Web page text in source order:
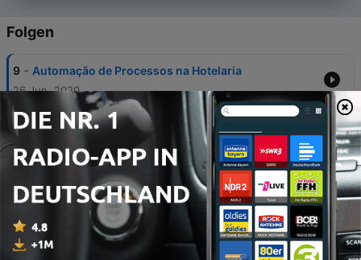
Folgen
9 - Automação de Processos na Hotelaria
26 Jun. 2020
8 - Retrospectiva: As 7 Dicas dos Nossos Convidados
Por que focar na sua reputação online com
Mauricio Reis
29 Mai 2020
6 -
A tecnologia como aliada na gestão hoteleira com
Diogo Rocha